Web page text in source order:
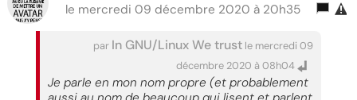
le mercredi 09 décembre 2020 à 20h35
par In GNU/Linux We trust le mercredi 09
décembre 2020 à 08h04
Je parle en mon nom propre (et probablement